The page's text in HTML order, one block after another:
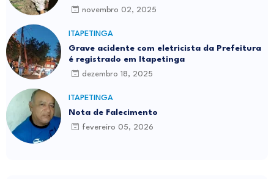
novembro 02, 2025
ITAPETINGA
Grave acidente com eletricista da Prefeitura
é registrado em Itapetinga
dezembro 18, 2025
ITAPETINGA
Nota de Falecimento
fevereiro 05, 2026